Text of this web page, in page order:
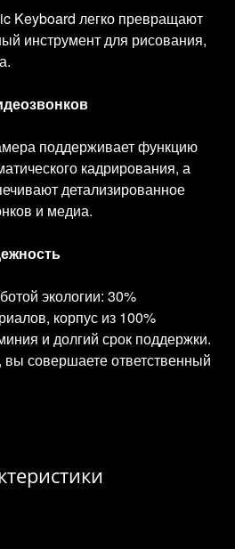
Keyboard легко превращают
инструмент для рисования,
поддерживает функцию
кадрирования, а
детализированное
и медиа.
экологии: 30%
корпус из 100%
и долгий срок поддержки.
вы совершаете ответственный